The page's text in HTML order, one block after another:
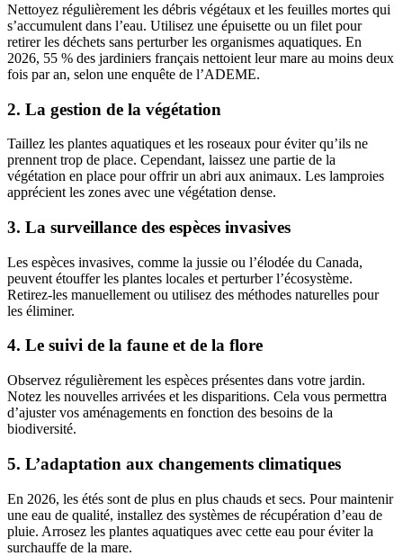
Nettoyez régulièrement les débris végétaux et les feuilles mortes qui
s’accumulent dans l’eau. Utilisez une épuisette ou un filet pour
retirer les déchets sans perturber les organismes aquatiques. En
2026, 55 % des jardiniers français nettoient leur mare au moins deux
fois par an, selon une enquête de l’ADEME.
2. La gestion de la végétation
Taillez les plantes aquatiques et les roseaux pour éviter qu’ils ne
prennent trop de place. Cependant, laissez une partie de la
végétation en place pour offrir un abri aux animaux. Les lamproies
apprécient les zones avec une végétation dense.
3. La surveillance des espèces invasives
Les espèces invasives, comme la jussie ou l’élodée du Canada,
peuvent étouffer les plantes locales et perturber l’écosystème.
Retirez-les manuellement ou utilisez des méthodes naturelles pour
les éliminer.
4. Le suivi de la faune et de la flore
Observez régulièrement les espèces présentes dans votre jardin.
Notez les nouvelles arrivées et les disparitions. Cela vous permettra
d’ajuster vos aménagements en fonction des besoins de la
biodiversité.
5. L’adaptation aux changements climatiques
En 2026, les étés sont de plus en plus chauds et secs. Pour maintenir
une eau de qualité, installez des systèmes de récupération d’eau de
pluie. Arrosez les plantes aquatiques avec cette eau pour éviter la
surchauffe de la mare.